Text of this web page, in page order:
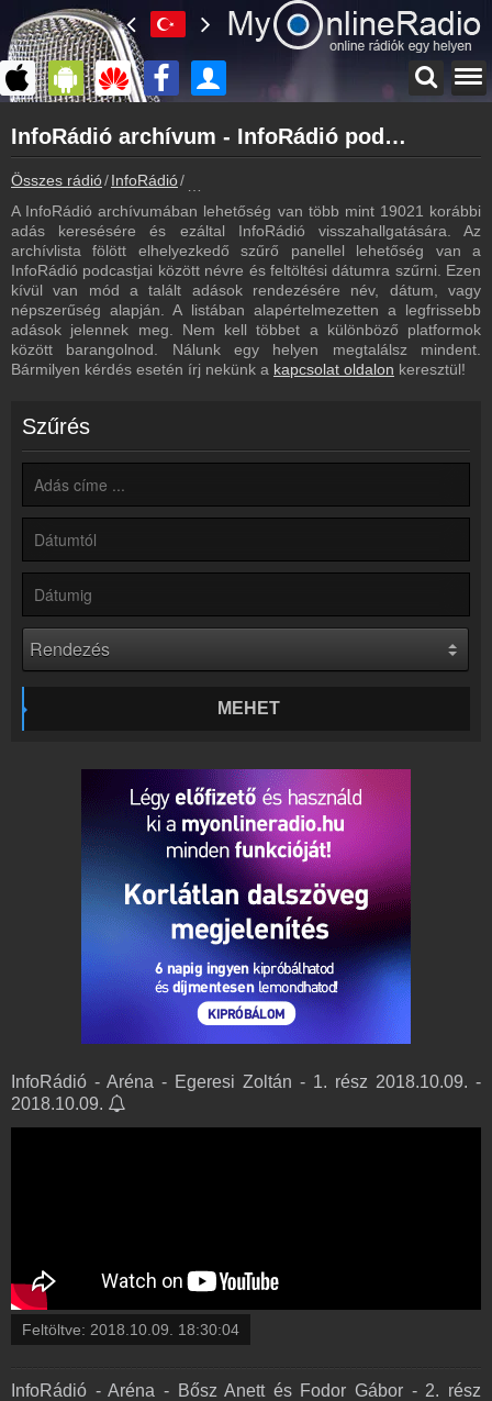
myonlineradio.hu
InfoRádió
Vissza az InfoRádió oldalára
Bejelentkezés
Hozz létre saját fiókot!
Műsorújság
InfoRádió műsorai
Hírek
InfoRádió kapcsolatos hírek
Írj nekünk!
Partnerek
Rádiós partnerek
Rádió beágyazás
Ágyazd be weboldaladba
Online rádió készítés
Készítés lépésről lépésre
InfoRádió archívum - InfoRádió podcasts - InfoRádió visszahallgatás
Összes rádió InfoRádió
A InfoRádió archívumában lehetőség van több mint 19021 korábbi
adás keresésére és ezáltal InfoRádió visszahallgatására. Az
archívlista fölött elhelyezkedő szűrő panellel lehetőség van a
InfoRádió podcastjai között névre és feltöltési dátumra szűrni. Ezen
kívül van mód a talált adások rendezésére név, dátum, vagy
népszerűség alapján. A listában alapértelmezetten a legfrissebb
adások jelennek meg. Nem kell többet a különböző platformok
között barangolnod. Nálunk egy helyen megtalálsz mindent.
Bármilyen kérdés esetén írj nekünk a kapcsolat oldalon keresztül!
Szűrés
MEHET
InfoRádió - Aréna - Egeresi Zoltán - 1. rész 2018.10.09. -
2018.10.09.
Feltöltve: 2018.10.09. 18:30:04
InfoRádió - Aréna - Bősz Anett és Fodor Gábor - 2. rész